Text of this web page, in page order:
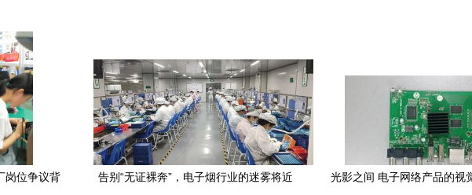
岗位争议背
告别“无证裸奔”，电子烟行业的迷雾将近
光影之间 电子网络产品的视